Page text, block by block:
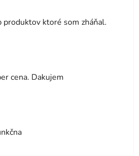
z 5 hviezdičiek.
produktov ktoré som zháňal.
z 5 hviezdičiek.
cena. Dakujem
z 5 hviezdičiek.